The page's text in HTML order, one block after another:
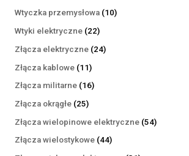
produktów
Wtyczka przemysłowa 1010
Wtyki elektryczne 2222
produkty
Złącza elektryczne 2424
Złącza kablowe 1111
produktów
Złącza militarne 1616
Złącza okrągłe 2525
produktów
Złącza wielopinowe elektryczne 5454
Złącza wielostykowe 4444
produkty